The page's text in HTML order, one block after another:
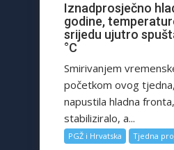
Iznadprosječno
godine,
srijedu ujutro
°C
Smirivanjem
početkom ovog
napustila hladna
stabiliziralo, a...
PGŽ i Hrvatska Tjedna